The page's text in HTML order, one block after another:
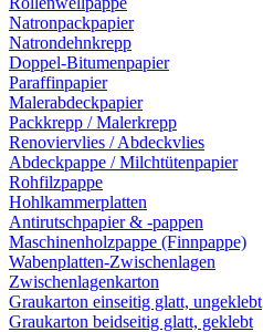
Natronpackpapier
Natrondehnkrepp
Doppel-Bitumenpapier
Paraffinpapier
Malerabdeckpapier
Packkrepp / Malerkrepp
Renoviervlies / Abdeckvlies
Abdeckpappe / Milchtütenpapier
Rohfilzpappe
Hohlkammerplatten
Antirutschpapier & -pappen
Maschinenholzpappe (Finnpappe)
Wabenplatten-Zwischenlagen
Zwischenlagenkarton
Graukarton einseitig glatt, ungeklebt
Graukarton beidseitig glatt, geklebt